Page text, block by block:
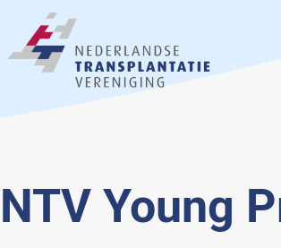
NTV Young